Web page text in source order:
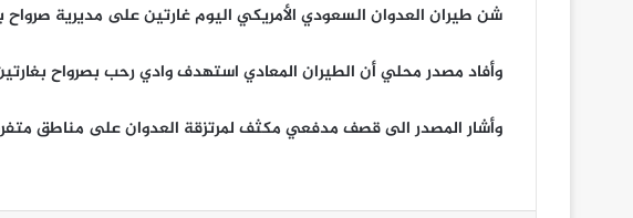
شن طيران العدوان السعودي الأمريكي اليوم غارتين على مديرية صرواح
وأفاد مصدر محلي أن الطيران المعادي استهدف وادي رحب بصرواح
وأشار المصدر الى قصف مدفعي مكثف لمرتزقة العدوان على مناطق